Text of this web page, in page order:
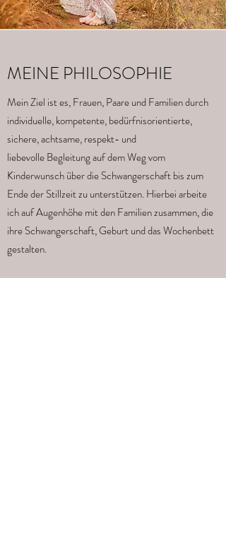
MEINE PHILOSOPHIE
Mein Ziel ist es, Frauen, Paare und Familien durch
individuelle, kompetente, bedürfnisorientierte,
sichere, achtsame, respekt- und
liebevolle Begleitung auf dem Weg vom
Kinderwunsch über die Schwangerschaft bis zum
Ende der Stillzeit zu unterstützen. Hierbei arbeite
ich auf Augenhöhe mit den Familien zusammen, die
ihre Schwangerschaft, Geburt und das Wochenbett
gestalten.